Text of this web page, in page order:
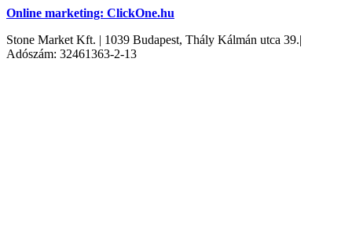
Online marketing: ClickOne.hu
Stone Market Kft. | 1039 Budapest, Thály Kálmán utca 39.|
Adószám: 32461363-2-13